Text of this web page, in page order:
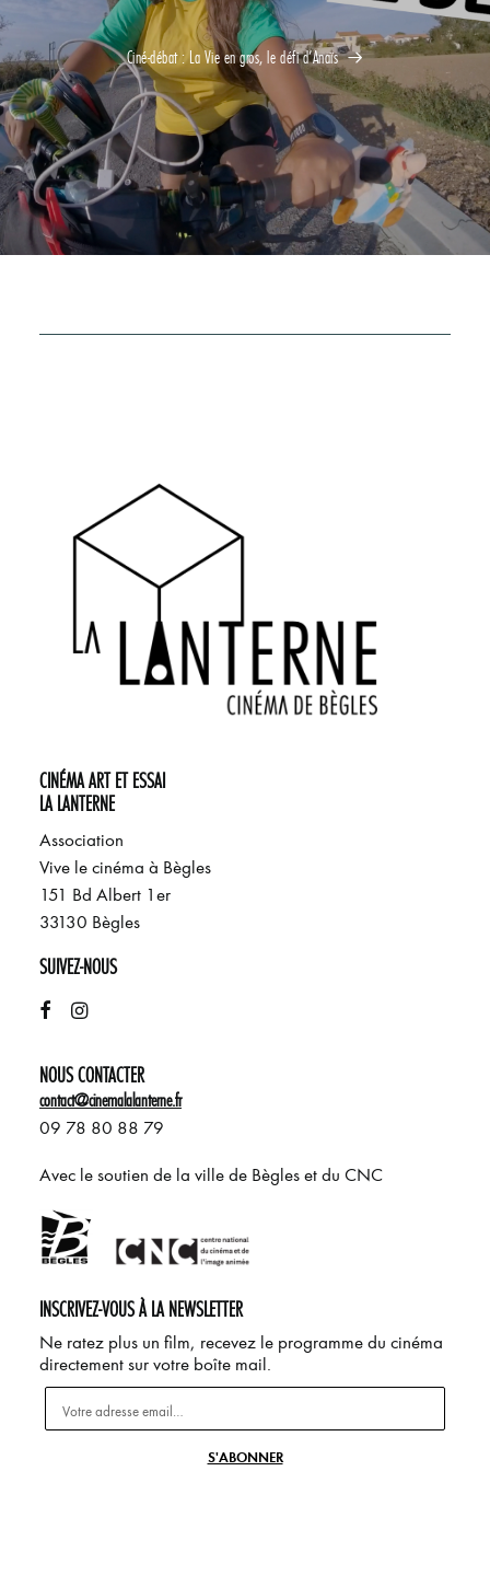
Ciné-débat : La Vie en gros, le défi d’Anaïs
CINÉMA ART ET ESSAI
LA LANTERNE
Association
Vive le cinéma à Bègles
151 Bd Albert 1er
33130 Bègles
SUIVEZ-NOUS
NOUS CONTACTER
contact@cinemalalanterne.fr
09 78 80 88 79
Avec le soutien de la ville de Bègles et du CNC
INSCRIVEZ-VOUS À LA NEWSLETTER
Ne ratez plus un film, recevez le programme du cinéma
directement sur votre boîte mail.